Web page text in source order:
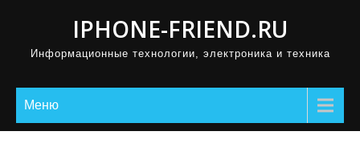
IPHONE-FRIEND.RU
Информационные технологии, электроника и техника
Меню